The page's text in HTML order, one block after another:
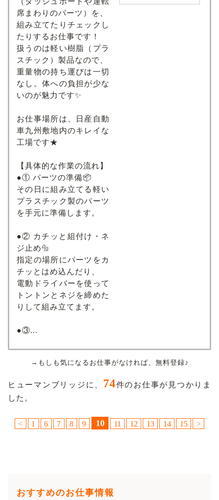
席まわりのパーツ）を、
組み立てたりチェックし
たりするお仕事です！
扱うのは軽い樹脂（プラ
スチック）製品なので、
重量物の持ち運びは一切
なし。体への負担が少な
いのが魅力です✨
お仕事場所は、日産自動
車九州敷地内のキレイな
工場です★
【具体的な作業の流れ】
●① パーツの準備📦
その日に組み立てる軽い
プラスチック製のパーツ
を手元に準備します。
●② カチッと組付け・ネ
ジ止め🔩
指定の場所にパーツをカ
チッとはめ込んだり、
電動ドライバーを使って
トントンとネジを締めた
りして組み立てます。
●③...
→もしも気になるお仕事がなければ、無料登録♪
ヒューマンブリッジに、 74件のお仕事が見つかりま
した。
< 1 6 7 8 9 10 11 12 13 14 15 >
おすすめのお仕事情報